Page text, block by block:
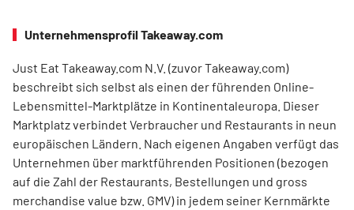
Unternehmensprofil Takeaway.com
Just Eat Takeaway.com N.V. (zuvor Takeaway.com)
beschreibt sich selbst als einen der führenden Online-
Lebensmittel-Marktplätze in Kontinentaleuropa. Dieser
Marktplatz verbindet Verbraucher und Restaurants in neun
europäischen Ländern. Nach eigenen Angaben verfügt das
Unternehmen über marktführenden Positionen (bezogen
auf die Zahl der Restaurants, Bestellungen und gross
merchandise value bzw. GMV) in jedem seiner Kernmärkte